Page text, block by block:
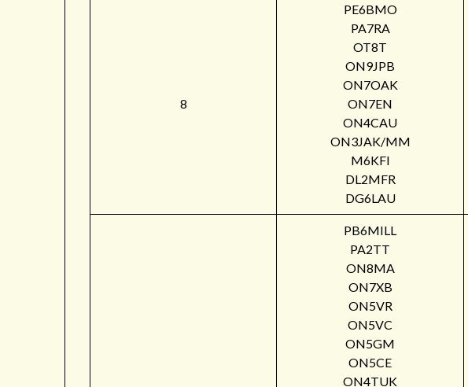
8
PE6BMO
PA7RA
OT8T
ON9JPB
ON7OAK
ON7EN
ON4CAU
ON3JAK/MM
M6KFI
DL2MFR
DG6LAU
PB6MILL
PA2TT
ON8MA
ON7XB
ON5VR
ON5VC
ON5GM
ON5CE
ON4TUK